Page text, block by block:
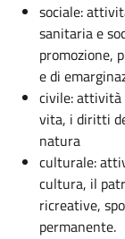
sociale:
sanitaria e
promozione,
e di
civile: attività
vita, i diritti
natura
culturale:
cultura, il
ricreative,
permanente.